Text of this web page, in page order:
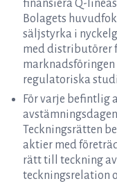
finansiera Q-
Bolagets
säljstyrka i
med distributörer
marknadsföringen
regulatoriska
För varje befintlig
Teckningsrätten
aktier med
rätt till teckning av
teckningsrelation